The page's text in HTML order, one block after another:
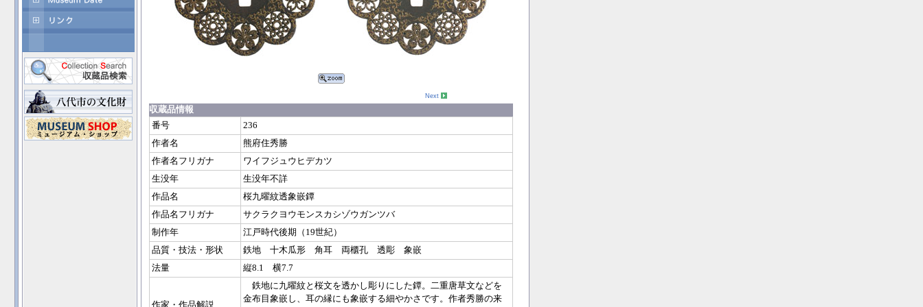
Next
収蔵品情報
番号
236
作者名
熊府住秀勝
作者名フリガナ
ワイフジュウヒデカツ
生没年
生没年不詳
作品名
桜九曜紋透象嵌鐔
作品名フリガナ
サクラクヨウモンスカシゾウガンツバ
制作年
江戸時代後期（19世紀）
品質・技法・形状
鉄地 十木瓜形 角耳 両櫃孔 透彫 象嵌
法量
縦8.1 横7.7
作家・作品解説
鉄地に九曜紋と桜文を透かし彫りにした鐔。二重唐草文などを
金布目象嵌し、耳の縁にも象嵌する細やかさです。作者秀勝の来